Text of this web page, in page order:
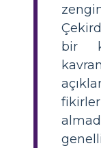
bir